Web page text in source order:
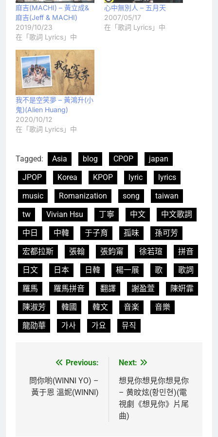
麻吉(MACHI) – 黃立成&
麻吉(Jeff & MACHI)
2019/10/23
在「歌詞 Lyrics」中
心中無別人 – 五月天
2007/05/17
在「歌詞 Lyrics」中
我不是空笑夢 – 黃鴻升(小
鬼)(Alien Huang)
2020/10/12
在「歌詞 Lyrics」中
Tagged: Asia blog CPOP
japan
JPOP
Korea KPOP lyric
lyrics
music
Romanization song
taiwan
tw
Vivian Hsu 丁寧 中文
中文歌詞
中日
中韓 于子育 孤味
孫可芳
宏都拉斯
張翰 張鈞甯 徐若瑄
拼音
日文
日本 日韓 楊一展 歌
歌詞
羅馬
羅馬拼音 翻譯 謝盈萱
陳姸霏
陳淑芳
韓國 韓文 音楽
音樂
龍劭華
가사 가요 뮤직
章
導
Previous:
問你喲(WINNI YO) –
黃于恩 溫妮(WINNI)
Next:
想見你想見你想見你
– 黄旼炫(황민현)(電
視劇《想見你》片尾
曲)